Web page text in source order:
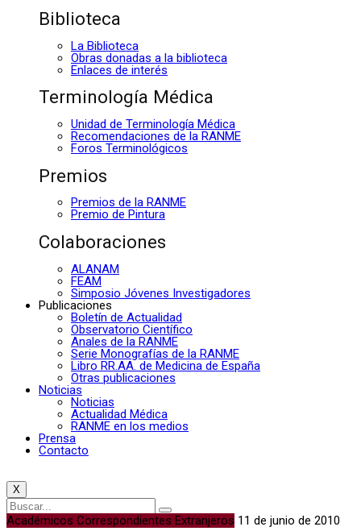
Biblioteca
La Biblioteca
Obras donadas a la biblioteca
Enlaces de interés
Terminología Médica
Unidad de Terminología Médica
Recomendaciones de la RANME
Foros Terminológicos
Premios
Premios de la RANME
Premio de Pintura
Colaboraciones
ALANAM
FEAM
Simposio Jóvenes Investigadores
Publicaciones
Boletín de Actualidad
Observatorio Científico
Anales de la RANME
Serie Monografías de la RANME
Libro RR.AA. de Medicina de España
Otras publicaciones
Noticias
Noticias
Actualidad Médica
RANME en los medios
Prensa
Contacto
X
Académicos Correspondientes Extranjeros 11 de junio de 2010